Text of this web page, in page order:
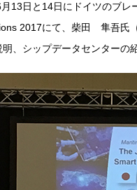
13日と14日にドイツのブ
2017にて、柴田 隼吾氏
明、シップデータセンターの